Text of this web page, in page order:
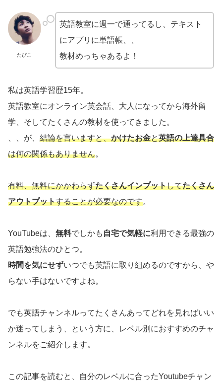
たびこ
英語教室に週一で通ってるし、テキスト
にアプリに単語帳、、
教材めっちゃあるよ！
私は英語学習歴15年。
英語教室にオンライン英会話、大人になってから海外留
学、そしてたくさんの教材を使ってきました。
、、が、 結論を言いますと、かけたお金と英語の上達具合
は何の関係もありません。
有料、無料にかかわらずたくさんインプットしてたくさん
アウトプットすることが必要なのです。
YouTubeは、 無料でしかも 自宅で気軽に利用できる最強の
英語勉強法のひとつ。
時間を気にせずいつでも英語に取り組めるのですから、や
らない手はないですよね。
でも英語チャンネルってたくさんあってどれを見ればいい
か迷ってしまう、という方に、レベル別におすすめのチャ
ンネルをご紹介します。
この記事を読むと、自分のレベルに合ったYoutubeチャン